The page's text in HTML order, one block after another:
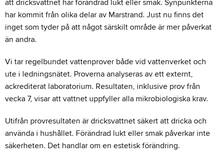
att dricksvattnet har förändrad lukt eller smak. Synpunkterna
har kommit från olika delar av Marstrand. Just nu finns det
inget som tyder på att något särskilt område är mer påverkat
än andra.
Vi tar regelbundet vattenprover både vid vattenverket och
ute i ledningsnätet. Proverna analyseras av ett externt,
ackrediterat laboratorium. Resultaten, inklusive prov från
vecka 7, visar att vattnet uppfyller alla mikrobiologiska krav.
Utifrån provresultaten är dricksvattnet säkert att dricka och
använda i hushållet. Förändrad lukt eller smak påverkar inte
säkerheten. Det handlar om en estetisk förändring.